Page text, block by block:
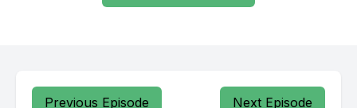
Previous Episode Next Episode